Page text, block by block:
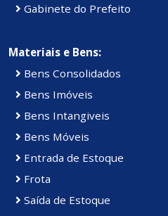
Gabinete do Prefeito
Materiais e Bens:
Bens Consolidados
Bens Imóveis
Bens Intangiveis
Bens Móveis
Entrada de Estoque
Frota
Saída de Estoque